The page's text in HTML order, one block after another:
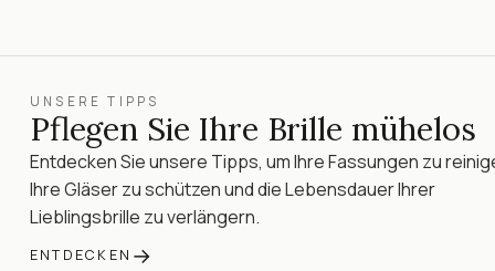
UNSERE TIPPS
Pflegen Sie Ihre Brille mühelos
Entdecken Sie unsere Tipps, um Ihre Fassungen zu
Ihre Gläser zu schützen und die Lebensdauer Ihrer
Lieblingsbrille zu verlängern.
ENTDECKEN →